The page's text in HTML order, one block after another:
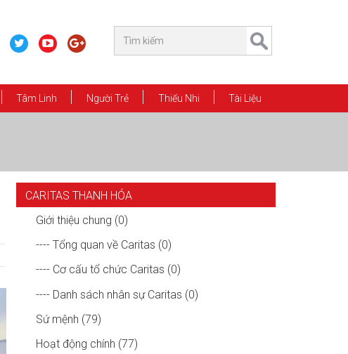
Tâm Linh Người Trẻ Thiếu Nhi Tài Liệu
CARITAS THANH HÓA
Giới thiệu chung (0)
---- Tổng quan về Caritas (0)
---- Cơ cấu tổ chức Caritas (0)
---- Danh sách nhân sự Caritas (0)
Sứ mệnh (79)
Hoạt động chính (77)